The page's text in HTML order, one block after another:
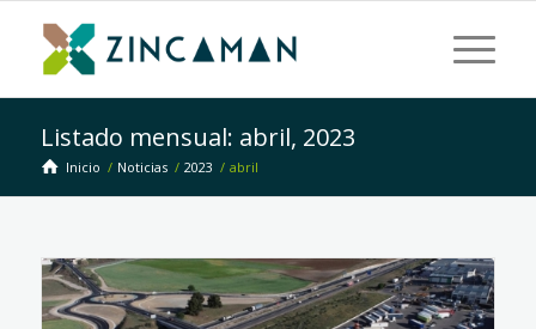
Listado mensual: abril, 2023
Inicio / Noticias / 2023 / abril